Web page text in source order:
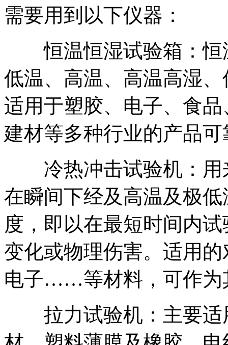
需要用到以下仪器：
恒温恒湿试验箱：恒
低温、高温、高温高湿
适用于塑胶、电子、食
建材等多种行业的产品
冷热冲击试验机：用
在瞬间下经及高温及极
度，即以在最短时间内
变化或物理伤害。适用
电子……等材料，可作为
拉力试验机：主要适